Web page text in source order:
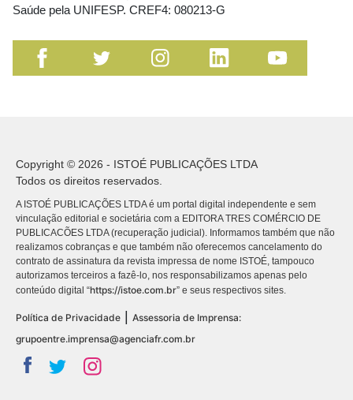
Saúde pela UNIFESP. CREF4: 080213-G
Copyright © 2026 - ISTOÉ PUBLICAÇÕES LTDA
Todos os direitos reservados.
A ISTOÉ PUBLICAÇÕES LTDA é um portal digital independente e sem
vinculação editorial e societária com a EDITORA TRES COMÉRCIO DE
PUBLICACÕES LTDA (recuperação judicial). Informamos também que não
realizamos cobranças e que também não oferecemos cancelamento do
contrato de assinatura da revista impressa de nome ISTOÉ, tampouco
autorizamos terceiros a fazê-lo, nos responsabilizamos apenas pelo
conteúdo digital “https://istoe.com.br” e seus respectivos sites.
Política de Privacidade | Assessoria de Imprensa:
grupoentre.imprensa@agenciafr.com.br